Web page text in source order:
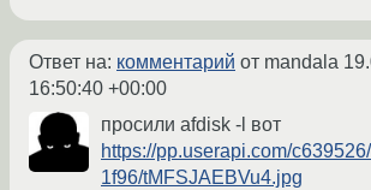
Ответ на: комментарий от mandala
16:50:40 +00:00
просили аfdisk -l вот
https://pp.userapi.com/
1f96/tMFSJAEBVu4.jpg